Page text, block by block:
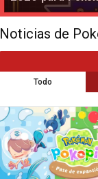
Noticias de
Todo